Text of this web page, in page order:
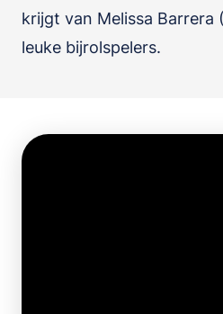
krijgt van Melissa Barrera
leuke bijrolspelers.